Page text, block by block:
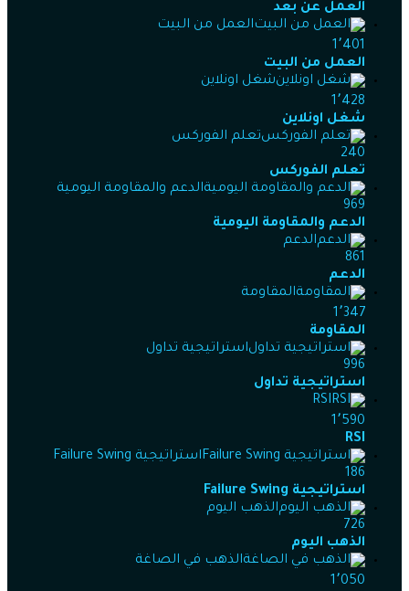
العمل عن بعد
العمل من البيت
1٬401
العمل من البيت
شغل اونلاين
1٬428
شغل اونلاين
تعلم الفوركس
240
تعلم الفوركس
الدعم والمقاومة اليومية
969
الدعم والمقاومة اليومية
الدعم
861
الدعم
المقاومة
1٬347
المقاومة
استراتيجية تداول
996
استراتيجية تداول
RSI
1٬590
RSI
استراتيجية Failure Swing
186
استراتيجية Failure Swing
الذهب اليوم
726
الذهب اليوم
الذهب في الصاغة
1٬050